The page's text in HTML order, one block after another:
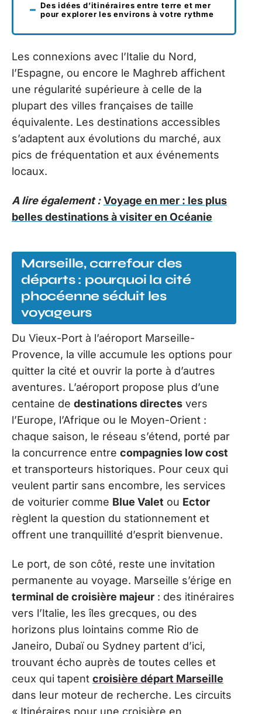
Des idées d’itinéraires entre terre et mer
pour explorer les environs à votre rythme
Les connexions avec l’Italie du Nord,
l’Espagne, ou encore le Maghreb affichent
une régularité supérieure à celle de la
plupart des villes françaises de taille
équivalente. Les destinations accessibles
s’adaptent aux évolutions du marché, aux
pics de fréquentation et aux événements
locaux.
A lire également : Voyage en mer : les plus
belles destinations à visiter en Océanie
Marseille, carrefour des
départs : pourquoi la cité
phocéenne séduit les
voyageurs
Du Vieux-Port à l’aéroport Marseille-
Provence, la ville accumule les options pour
quitter la cité et ouvrir la porte à d’autres
aventures. L’aéroport propose plus d’une
centaine de destinations directes vers
l’Europe, l’Afrique ou le Moyen-Orient :
chaque saison, le réseau s’étend, porté par
la concurrence entre compagnies low cost
et transporteurs historiques. Pour ceux qui
veulent partir sans encombre, les services
de voiturier comme Blue Valet ou Ector
règlent la question du stationnement et
offrent une tranquillité d’esprit bienvenue.
Le port, de son côté, reste une invitation
permanente au voyage. Marseille s’érige en
terminal de croisière majeur : des itinéraires
vers l’Italie, les îles grecques, ou des
horizons plus lointains comme Rio de
Janeiro, Dubaï ou Sydney partent d’ici,
trouvant écho auprès de toutes celles et
ceux qui tapent croisière départ Marseille
dans leur moteur de recherche. Les circuits